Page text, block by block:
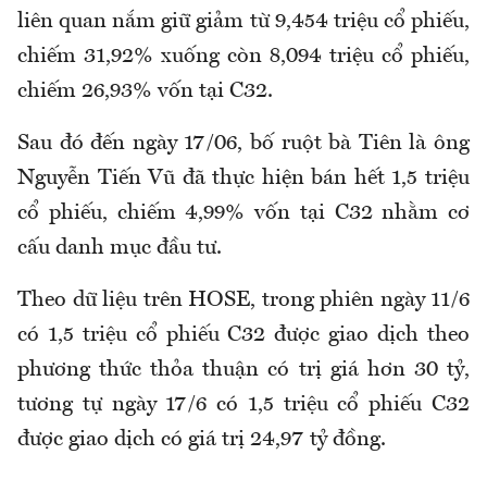
liên quan nắm giữ giảm từ 9,454 triệu cổ phiếu,
chiếm 31,92% xuống còn 8,094 triệu cổ phiếu,
chiếm 26,93% vốn tại C32.
Sau đó đến ngày 17/06, bố ruột bà Tiên là ông
Nguyễn Tiến Vũ đã thực hiện bán hết 1,5 triệu
cổ phiếu, chiếm 4,99% vốn tại C32 nhằm cơ
cấu danh mục đầu tư.
Theo dữ liệu trên HOSE, trong phiên ngày 11/6
có 1,5 triệu cổ phiếu C32 được giao dịch theo
phương thức thỏa thuận có trị giá hơn 30 tỷ,
tương tự ngày 17/6 có 1,5 triệu cổ phiếu C32
được giao dịch có giá trị 24,97 tỷ đồng.